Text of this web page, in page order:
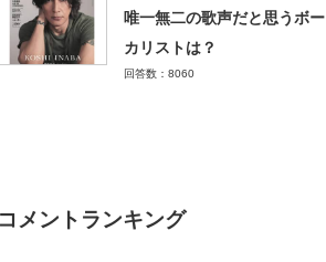
唯一無二の歌声だと思うボー
カリストは？
回答数：8060
コメントランキング